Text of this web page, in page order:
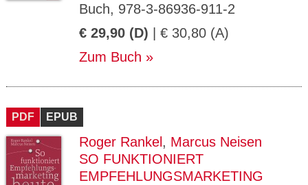
Buch, 978-3-86936-911-2
€ 29,90 (D) | € 30,80 (A)
Zum Buch
PDF EPUB
Roger Rankel , Marcus Neisen
SO FUNKTIONIERT
EMPFEHLUNGSMARKETING